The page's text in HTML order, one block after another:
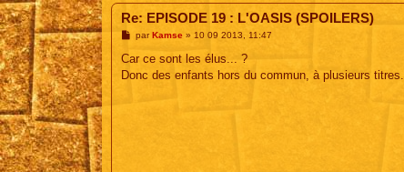
Re: EPISODE 19 : L'OASIS (SPOILERS)
M
s
a
parKamse» 10 09 2013, 11:47
Car ce sont les élus... ?
Donc des enfants hors du commun, à plusieurs titres.